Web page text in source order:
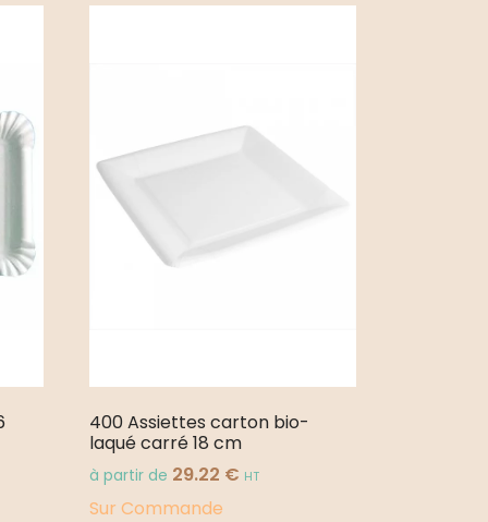
400 Assiettes carton bio-
laqué carré 18 cm
à partir de 29.22 € HT
Sur Commande